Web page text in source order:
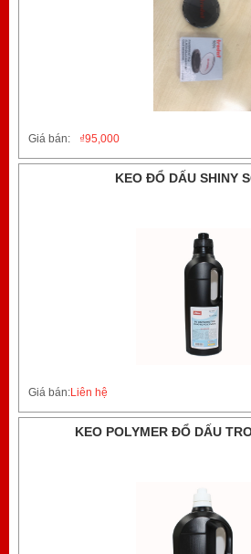
Giá bán: 95,000
₫
KEO ĐỔ DẤU SHINY
Giá bán:Liên hệ
KEO POLYMER ĐỔ DẤU